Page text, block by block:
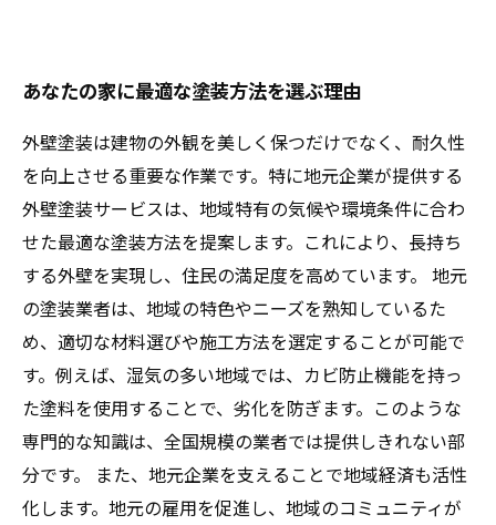
あなたの家に最適な塗装方法を選ぶ理由
外壁塗装は建物の外観を美しく保つだけでなく、耐久性
を向上させる重要な作業です。特に地元企業が提供する
外壁塗装サービスは、地域特有の気候や環境条件に合わ
せた最適な塗装方法を提案します。これにより、長持ち
する外壁を実現し、住民の満足度を高めています。 地元
の塗装業者は、地域の特色やニーズを熟知しているた
め、適切な材料選びや施工方法を選定することが可能で
す。例えば、湿気の多い地域では、カビ防止機能を持っ
た塗料を使用することで、劣化を防ぎます。このような
専門的な知識は、全国規模の業者では提供しきれない部
分です。 また、地元企業を支えることで地域経済も活性
化します。地元の雇用を促進し、地域のコミュニティが